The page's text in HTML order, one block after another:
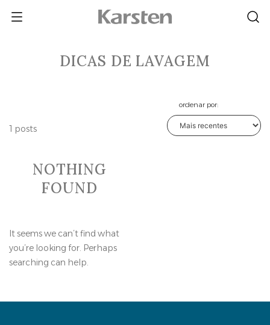
DICAS DE LAVAGEM
1 posts
ordenar por:
NOTHING
FOUND
It seems we can’t find what
you’re looking for. Perhaps
searching can help.